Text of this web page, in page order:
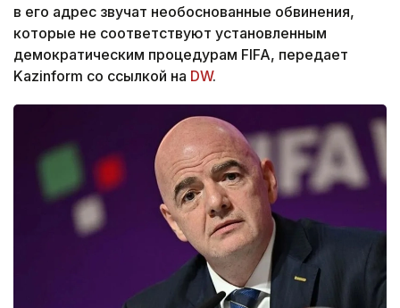
в его адрес звучат необоснованные обвинения,
которые не соответствуют установленным
демократическим процедурам FIFA, передает
Kazinform со ссылкой на DW.